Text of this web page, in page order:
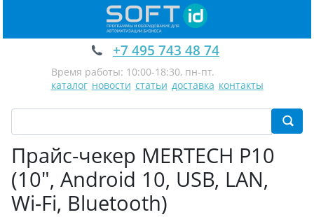
+7 495 743 48 74
Время работы: 10:00-18:30, пн-пт.
каталог новости статьи доставка контакты
Прайс-чекер MERTECH P10
(10", Android 10, USB, LAN,
Wi-Fi, Bluetooth)